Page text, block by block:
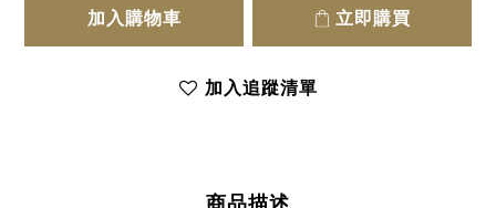
加入購物車 立即購買
加入追蹤清單